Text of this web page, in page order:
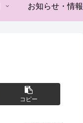
お知らせ・情報
コピー